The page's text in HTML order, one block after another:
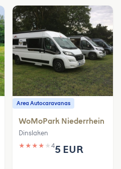
Area Autocaravanas
WoMoPark Niederrhein
Dinslaken
★ ★ ★ ★ ★ 45 EUR